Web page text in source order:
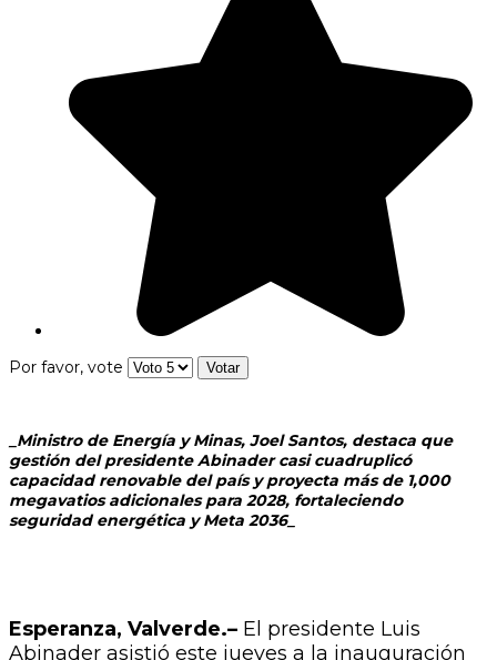
Por favor, vote
_Ministro de Energía y Minas, Joel Santos, destaca que
gestión del presidente Abinader casi cuadruplicó
capacidad renovable del país y proyecta más de 1,000
megavatios adicionales para 2028, fortaleciendo
seguridad energética y Meta 2036_
Esperanza, Valverde.– El presidente Luis
Abinader asistió este jueves a la inauguración